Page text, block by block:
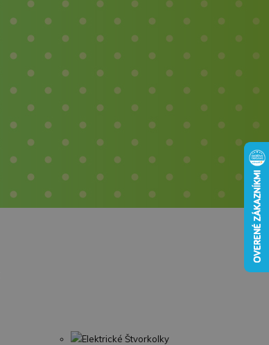
Elektrické Štvorkolky